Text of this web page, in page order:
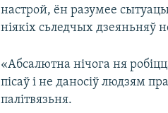
настрой, ён разумее
ніякіх сьледчых дзеяньняў
«Абсалютна нічога ня
пісаў і не даносіў людзям
палітвязьня.